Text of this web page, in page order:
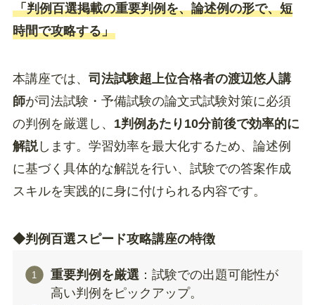
「判例百選掲載の重要判例を、論述例の形で、短
時間で攻略する」
本講座では、 司法試験超上位合格者の渡辺悠人講
師が司法試験・予備試験の論文式試験対策に必須
の判例を厳選し、 1判例あたり10分前後で効率的に
解説します。学習効率を最大化するため、論述例
に基づく具体的な解説を行い、試験での答案作成
スキルを実践的に身に付けられる内容です。
◆判例百選スピード攻略講座の特徴
重要判例を厳選 ：試験での出題可能性が
高い判例をピックアップ。